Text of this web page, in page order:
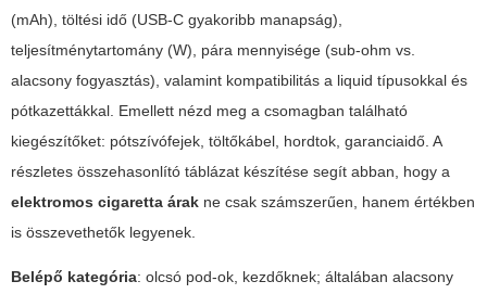
(mAh), töltési idő (USB-C gyakoribb manapság),
teljesítménytartomány (W), pára mennyisége (sub-ohm vs.
alacsony fogyasztás), valamint kompatibilitás a liquid típusokkal és
pótkazettákkal. Emellett nézd meg a csomagban található
kiegészítőket: pótszívófejek, töltőkábel, hordtok, garanciaidő. A
részletes összehasonlító táblázat készítése segít abban, hogy a
elektromos cigaretta árak ne csak számszerűen, hanem értékben
is összevethetők legyenek.
Belépő kategória: olcsó pod-ok, kezdőknek; általában alacsony